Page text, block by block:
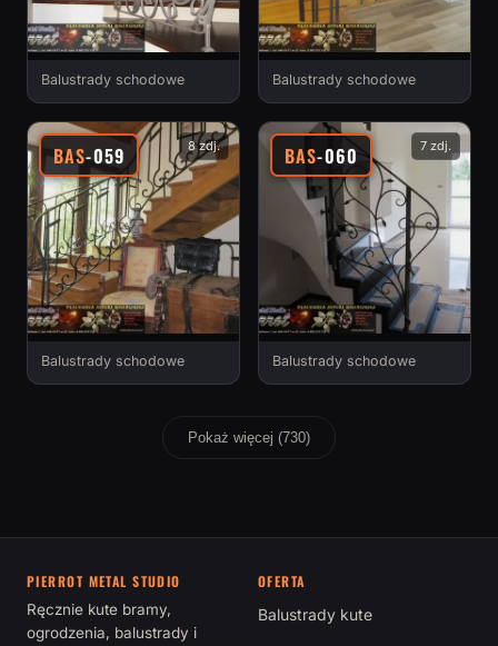
Balustrady schodowe Balustrady schodowe
BAS-059 8 zdj.
Balustrady schodowe
BAS-060 7 zdj.
Balustrady schodowe
Pokaż więcej (730)
PIERROT METAL STUDIO
Ręcznie kute bramy,
ogrodzenia, balustrady i
OFERTA
Balustrady kute